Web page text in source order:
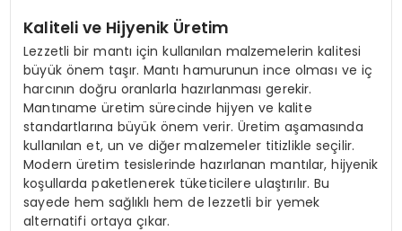
Kaliteli ve Hijyenik Üretim
Lezzetli bir mantı için kullanılan malzemelerin kalitesi
büyük önem taşır. Mantı hamurunun ince olması ve iç
harcının doğru oranlarla hazırlanması gerekir.
Mantıname üretim sürecinde hijyen ve kalite
standartlarına büyük önem verir. Üretim aşamasında
kullanılan et, un ve diğer malzemeler titizlikle seçilir.
Modern üretim tesislerinde hazırlanan mantılar, hijyenik
koşullarda paketlenerek tüketicilere ulaştırılır. Bu
sayede hem sağlıklı hem de lezzetli bir yemek
alternatifi ortaya çıkar.